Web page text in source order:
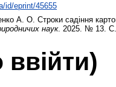
id/eprint/45655
A. O. Строки садіння
наук. 2025. № 13.
ввійти)